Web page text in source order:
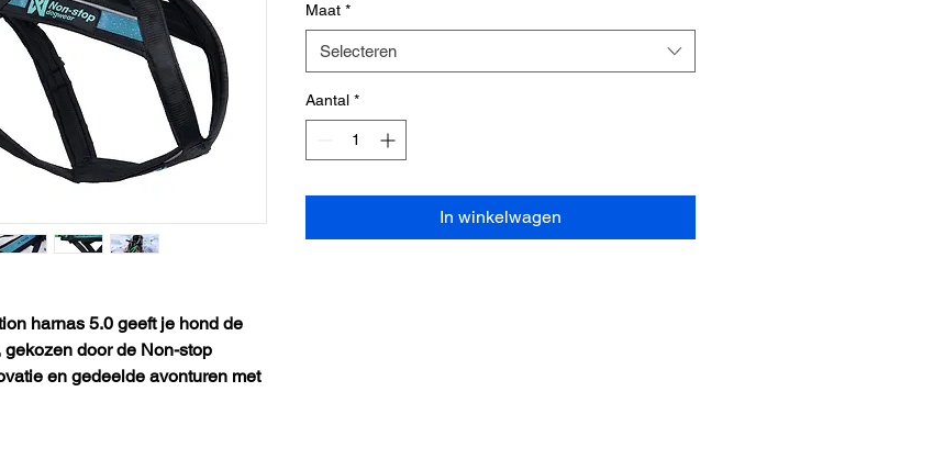
harnas 5.0 geeft je hond de
door de Non-stop
en gedeelde avonturen met
Maat *
Selecteren
Aantal *
In winkelwagen